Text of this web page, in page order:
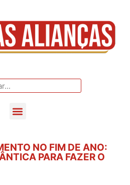
NO FIM DE ANO:
PARA FAZER O